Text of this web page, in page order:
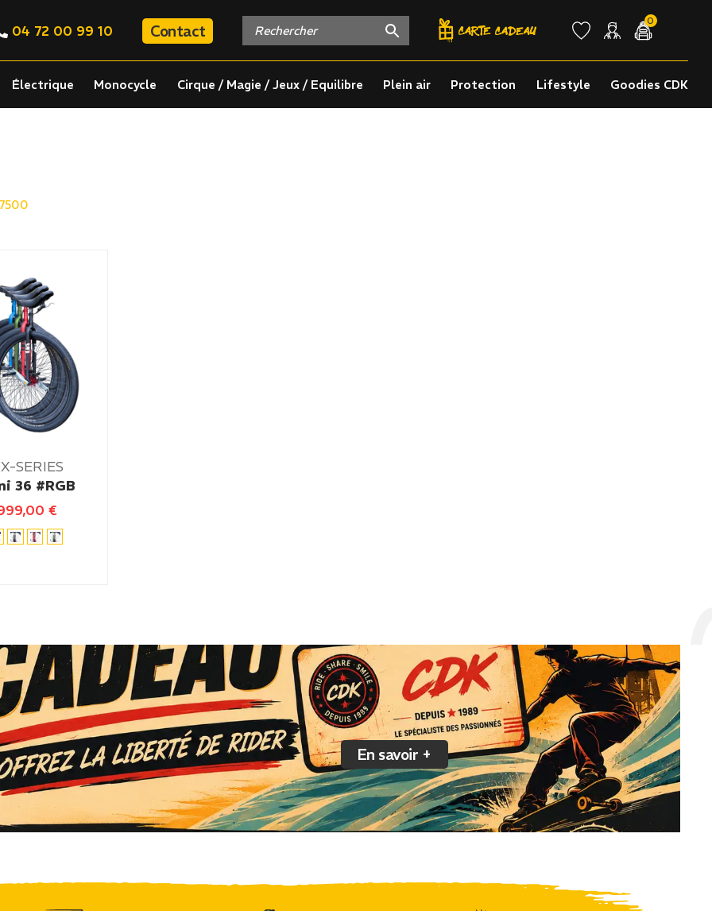
04 72 00 99 10 Contact
0
Électrique Monocycle Cirque / Magie / Jeux / Equilibre Plein air Protection Lifestyle Goodies CDK
SERIES
36 #RGB
€
En savoir +